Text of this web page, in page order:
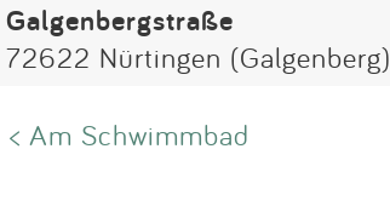
Galgenbergstraße
72622 Nürtingen (Galgenberg)
< Am Schwimmbad